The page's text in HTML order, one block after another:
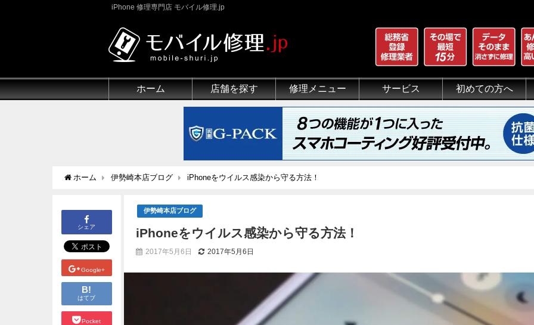
iPhone 修理専門店 モバイル修理.jp
ホーム 店舗を探す 修理メニュー
iPhone 画面割れ修理
iPhone 液晶修理
iPhoneバッテリー交換
iPhone 水没修理
iPhone ホームボタン修理
iPhone カメラ修理
iPhone スピーカー修理
iPhone 自己修理失敗
iPhone 水没・データ復旧
iPad修理メニュー
iPod修理メニュー
サービス
スマホコーティング G-PACK
iPhone買取
iFace
iRing
Qubii
出張修理（iWorker）
代行修理サービス（同業者様）
初めての方へ
当店の特徴
総務省登録修理業者
マンガでわかるモバイル
クリーニング
グループ全体の部品の安
悪質な部品に注意
フロントパネルについて
有機ELパネル（OLED）
バッテリーについて
ホーム 伊勢崎本店ブログ iPhoneをウイルス感染から守る方法！
シェア
Google+
B!
はてブ
Pocket
伊勢崎本店ブログ
iPhoneをウイルス感染から守る方法！
2017年5月6日 2017年5月6日